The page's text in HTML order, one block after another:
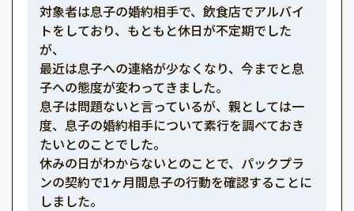
対象者は息子の婚約相手で、飲食店でアルバイ
トをしており、もともと休日が不定期でした
が、
最近は息子への連絡が少なくなり、今までと息
子への態度が変わってきました。
息子は問題ないと言っているが、親としては一
度、息子の婚約相手について素行を調べておき
たいとのことでした。
休みの日がわからないとのことで、パックプラ
ンの契約で1ヶ月間息子の行動を確認することに
しました。